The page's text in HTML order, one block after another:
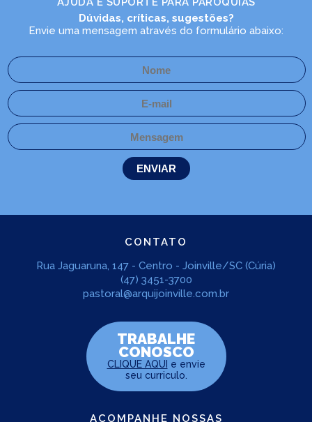
Dúvidas, críticas, sugestões?
Envie uma mensagem através do formulário abaixo:
CONTATO
Rua Jaguaruna, 147 - Centro - Joinville/SC (Cúria)
(47) 3451-3700
pastoral@arquijoinville.com.br
TRABALHE
CONOSCO
CLIQUE AQUI e envie
seu curriculo.
ACOMPANHE NOSSAS